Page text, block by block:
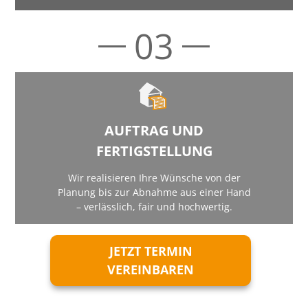
03
AUFTRAG UND
FERTIGSTELLUNG
Wir realisieren Ihre Wünsche von der
Planung bis zur Abnahme aus einer Hand
– verlässlich, fair und hochwertig.
JETZT TERMIN
VEREINBAREN